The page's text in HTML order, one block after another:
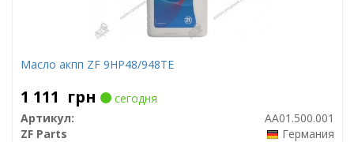
Масло акпп ZF 9HP48/948TE
1 111 грн
сегодня
Артикул:
AA01.500.001
ZF Parts
Германия